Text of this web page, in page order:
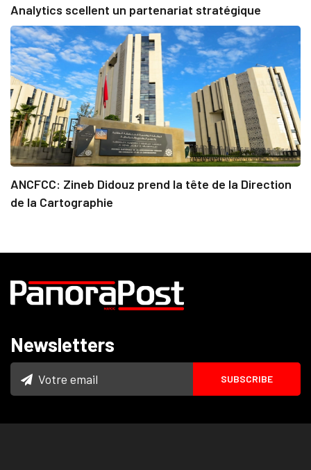
Analytics scellent un partenariat stratégique
ANCFCC: Zineb Didouz prend la tête de la Direction
de la Cartographie
Newsletters